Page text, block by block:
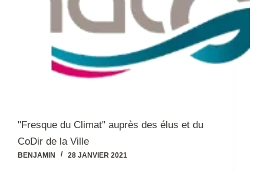
"Fresque du Climat" auprès des élus et du
CoDir de la Ville
BENJAMIN 28 JANVIER 2021